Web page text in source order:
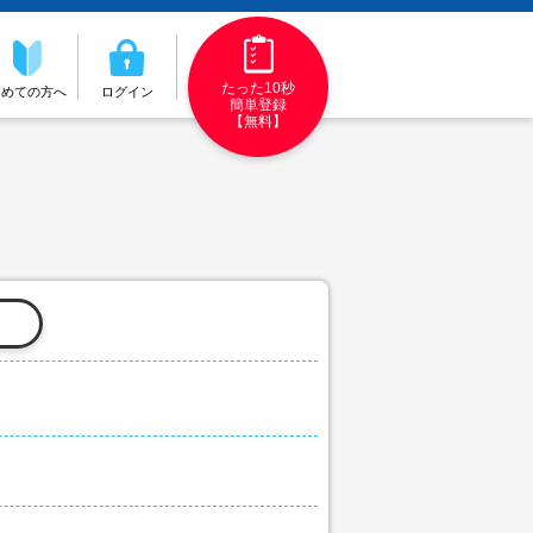
ての方へ ログイン
たった10秒
簡単登録
【無料】